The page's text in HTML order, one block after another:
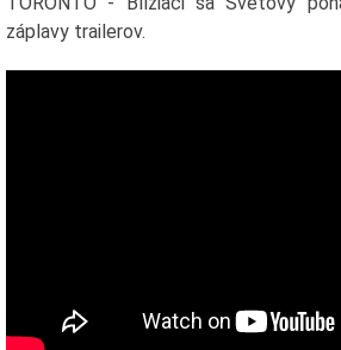
záplavy trailerov.